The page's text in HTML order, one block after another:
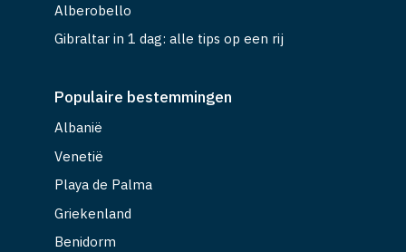
Alberobello
Gibraltar in 1 dag: alle tips op een rij
Populaire bestemmingen
Albanië
Venetië
Playa de Palma
Griekenland
Benidorm